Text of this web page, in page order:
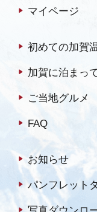
マイページ
初めての加賀
加賀に泊まっ
ご当地グルメ
FAQ
お知らせ
パンフレット